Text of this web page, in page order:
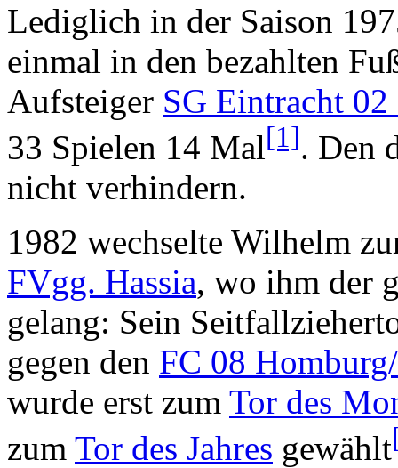
Lediglich in der Saison
einmal in den bezahlten
Aufsteiger SG Eintracht
33 Spielen 14 Mal[1]. Den
nicht verhindern.
1982 wechselte Wilhelm
FVgg. Hassia, wo ihm der
gelang: Sein
gegen den FC 08
wurde erst zum Tor des
zum Tor des Jahres gewählt